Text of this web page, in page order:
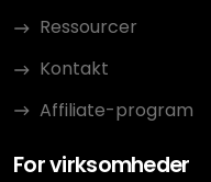
Ressourcer
Kontakt
Affiliate-program
For virksomheder